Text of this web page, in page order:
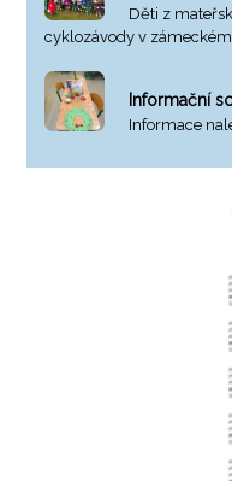
Děti z
cyklozávody v zámeckém
Informační
Informace